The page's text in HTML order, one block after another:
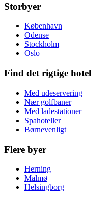
Storbyer
København
Odense
Stockholm
Oslo
Find det rigtige hotel
Med udeservering
Nær golfbaner
Med ladestationer
Spahoteller
Børnevenligt
Flere byer
Herning
Malmø
Helsingborg